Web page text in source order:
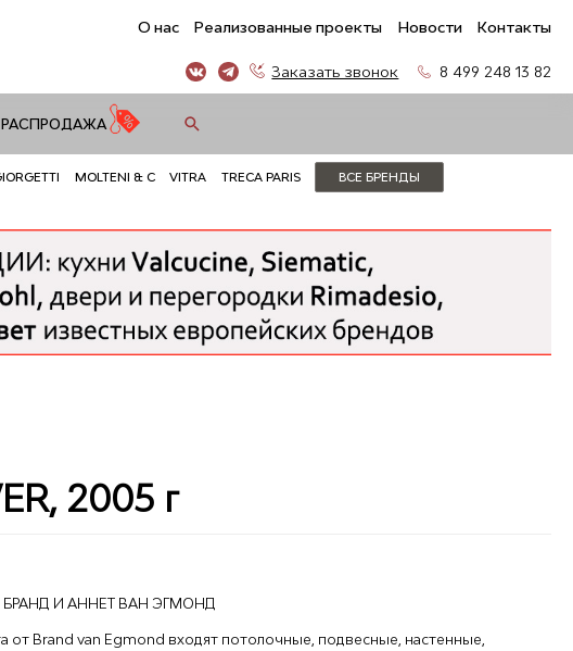
О нас Реализованные проекты Новости Контакты
Заказать звонок 8 499 248 13 82
РАСПРОДАЖА
MOLTENI & C VITRA TRECA PARIS ВСЕ БРЕНДЫ
2005 г
И АННЕТ ВАН ЭГМОНД
от Brand van Egmond входят потолочные, подвесные, настенные,